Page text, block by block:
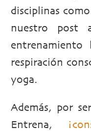
disciplinas
nuestro post
entrenamiento
respiración
yoga.
Además, por
Entrena,